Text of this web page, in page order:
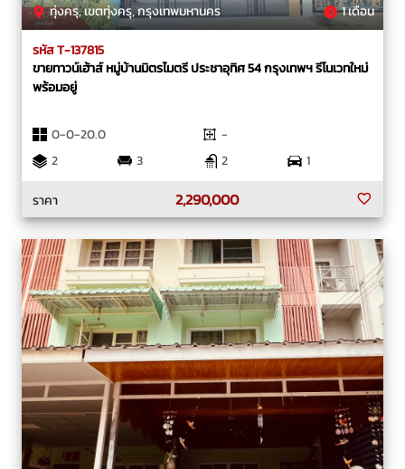
ทุ่งครุ, เขตทุ่งครุ, กรุงเทพมหานคร 1 เดือน
รหัส T-137815
ขายทาวน์เฮ้าส์ หมู่บ้านมิตรไมตรี ประชาอุทิศ 54 กรุงเทพฯ รีโนเวทใหม่
พร้อมอยู่
0-0-20.0
-
2
3 2
1
ราคา
2,290,000